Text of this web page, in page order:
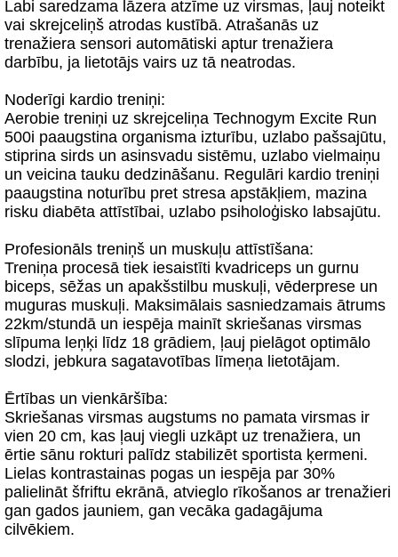
Labi saredzama lāzera atzīme uz virsmas, ļauj noteikt
vai skrejceliņš atrodas kustībā. Atrašanās uz
trenažiera sensori automātiski aptur trenažiera
darbību, ja lietotājs vairs uz tā neatrodas.
Noderīgi kardio treniņi:
Aerobie treniņi uz skrejceliņa Technogym Excite Run
500i paaugstina organisma izturību, uzlabo pašsajūtu,
stiprina sirds un asinsvadu sistēmu, uzlabo vielmaiņu
un veicina tauku dedzināšanu. Regulāri kardio treniņi
paaugstina noturību pret stresa apstākļiem, mazina
risku diabēta attīstībai, uzlabo psiholoģisko labsajūtu.
Profesionāls treniņš un muskuļu attīstīšana:
Treniņa procesā tiek iesaistīti kvadriceps un gurnu
biceps, sēžas un apakšstilbu muskuļi, vēderprese un
muguras muskuļi. Maksimālais sasniedzamais ātrums
22km/stundā un iespēja mainīt skriešanas virsmas
slīpuma leņķi līdz 18 grādiem, ļauj pielāgot optimālo
slodzi, jebkura sagatavotības līmeņa lietotājam.
Ērtības un vienkāršība:
Skriešanas virsmas augstums no pamata virsmas ir
vien 20 cm, kas ļauj viegli uzkāpt uz trenažiera, un
ērtie sānu rokturi palīdz stabilizēt sportista ķermeni.
Lielas kontrastainas pogas un iespēja par 30%
palielināt šfriftu ekrānā, atvieglo rīkošanos ar trenažieri
gan gados jauniem, gan vecāka gadagājuma
cilvēkiem.